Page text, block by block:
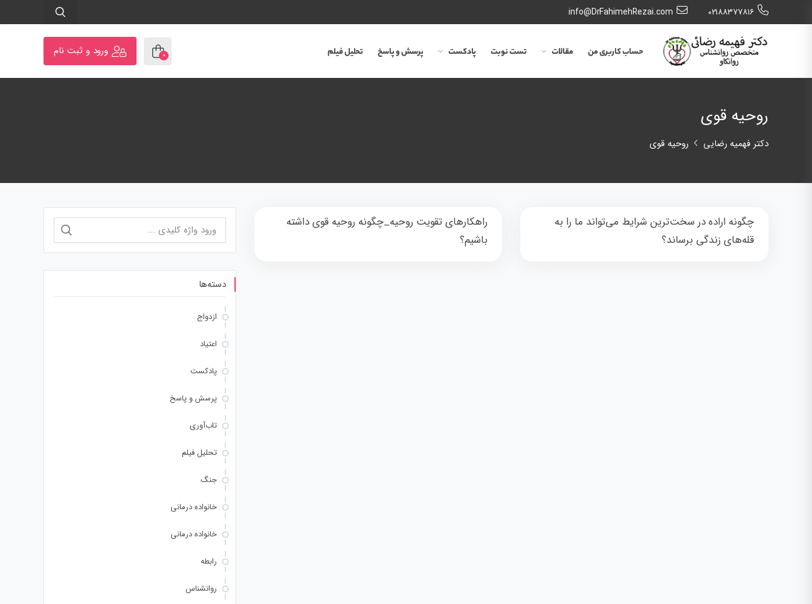
٠٢١٨٨٣٧٧٨١٦ info@DrFahimehRezai.com
حساب کاربری من مقالات تست نوبت پادکست پرسش و پاسخ تحلیل فیلم ۰ ورود و ثبت نام
روحیه قوی
دکتر فهمیه رضایی روحیه قوی
چگونه اراده در سخت‌ترین شرایط می‌تواند ما را به
قله‌های زندگی برساند؟
راهکارهای تقویت روحیه_چگونه روحیه قوی داشته
باشیم؟
جستجو
برای:
دسته‌ها
ازدواج
اعتیاد
پادکست
پرسش و پاسخ
تاب‌آوری
تحلیل فیلم
جنگ
خانواده درمانی
خانواده درمانی
رابطه
روانشناس